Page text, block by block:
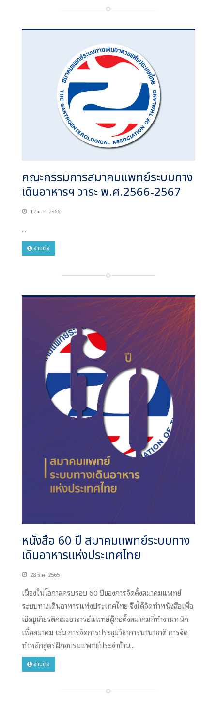
คณะกรรมการสมาคมแพทย์ระบบทาง
เดินอาหารฯ วาระ พ.ศ.2566-2567
17 ม.ค. 2566
...
อ่านต่อ
หนังสือ 60 ปี สมาคมแพทย์ระบบทาง
เดินอาหารแห่งประเทศไทย
28 ธ.ค. 2565
เนื่องในโอกาสครบรอบ 60 ปีของการจัดตั้งสมาคมแพทย์
ระบบทางเดินอาหารแห่งประเทศไทย จึงได้จัดทำหนังสือเพื่อ
เชิดชูเกียรติคณะอาจารย์แพทย์ผู้ก่อตั้งสมาคมที่ทำงานหนัก
เพื่อสมาคม เช่น การจัดการประชุมวิชาการนานาชาติ การจัด
ทำหลักสูตรฝึกอบรมแพทย์ประจำบ้าน...
อ่านต่อ